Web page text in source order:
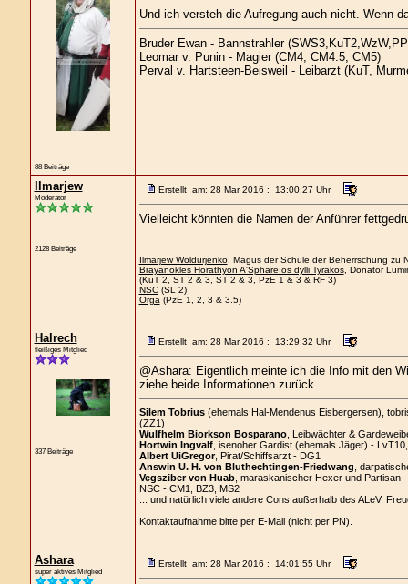
88 Beiträge
Und ich versteh die Aufregung auch nicht. Wenn
Bruder Ewan - Bannstrahler
Leomar v. Punin - Magier (CM4, CM4.5, CM5)
Perval v. Hartsteen-Beisweil - Leibarzt (KuT,
Ilmarjew
Moderator
2128 Beiträge
Erstellt am: 28 Mar 2016 : 13:00:27 Uhr
Vielleicht könnten die Namen der Anführer
Ilmarjew Woldurjenko, Magus der Schule der Beherrschung zu
Brayanokles Horathyon A'Sphareïos dylli Tyrakos, Donator
(KuT 2, ST 2 & 3, ST 2 & 3, PzE 1 & 3 & RF 3)
NSC(SL 2)
Orga (PzE 1, 2, 3 & 3.5)
Halrech
fleißiges Mitglied
337 Beiträge
Erstellt am: 28 Mar 2016 : 13:29:32 Uhr
@Ashara: Eigentlich meinte ich die Info mit den
ziehe beide Informationen zurück.
Silem Tobrius(ehemals Hal-Mendenus Eisbergersen),
(ZZ1)
Wulfhelm Biorkson Bosparano, Leibwächter &
Hortwin Ingvalf, isenoher Gardist (ehemals Jäger) -
Albert UiGregor, Pirat/Schiffsarzt - DG1
Answin U. H. von Bluthechtingen-Friedwang ,
Vegsziber von Huab, maraskanischer Hexer und Partisan
NSC - CM1, BZ3, MS2
... und natürlich viele andere Cons außerhalb des ALeV.
Kontaktaufnahme bitte per E-Mail (nicht per PN).
Ashara
super aktives Mitglied
Erstellt am: 28 Mar 2016 : 14:01:55 Uhr